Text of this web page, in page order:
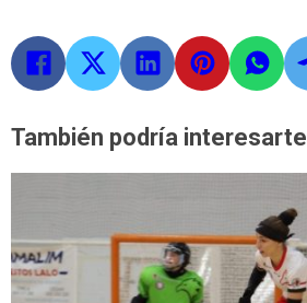
También podría interesarte